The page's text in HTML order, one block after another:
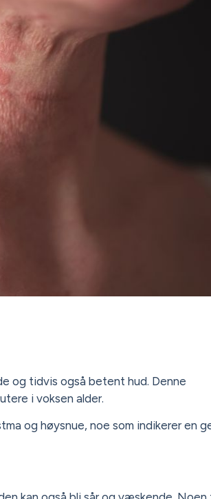
og tidvis også betent hud. Denne
i voksen alder.
og høysnue, noe som indikerer en